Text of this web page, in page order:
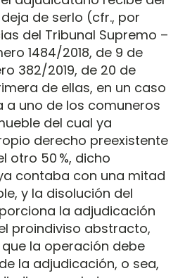
de serlo (cfr., por
del Tribunal Supremo –
1484/2018, de 9 de
382/2019, de 20 de
de ellas, en un caso
a uno de los comuneros
del cual ya
derecho preexistente
otro 50 %, dicho
contaba con una mitad
y la disolución del
la adjudicación
proindiviso abstracto,
la operación debe
la adjudicación, o sea,